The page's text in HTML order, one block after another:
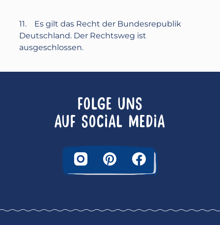
11. Es gilt das Recht der Bundesrepublik
Deutschland. Der Rechtsweg ist
ausgeschlossen.
FOLGE UNS
AUF SOCIAL MEDIA